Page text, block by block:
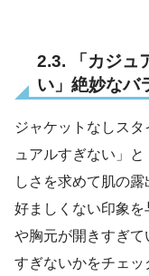
2.3. 「カジュ
い」絶妙なバ
ジャケットなしス
ュアルすぎない」
しさを求めて肌の
好ましくない印象
や胸元が開きすぎ
すぎないかをチェッ